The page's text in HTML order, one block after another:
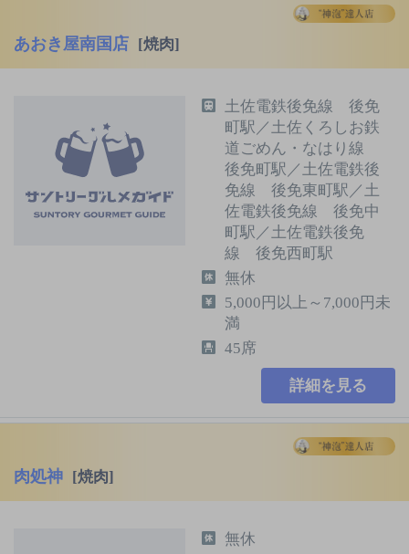
あおき屋南国店 [焼肉]
土佐電鉄後免線 後免
町駅／土佐くろしお鉄
道ごめん・なはり線
後免町駅／土佐電鉄後
免線 後免東町駅／土
佐電鉄後免線 後免中
町駅／土佐電鉄後免
線 後免西町駅
無休
5,000円以上～7,000円未
満
45席
詳細を見る
肉処神 [焼肉]
無休